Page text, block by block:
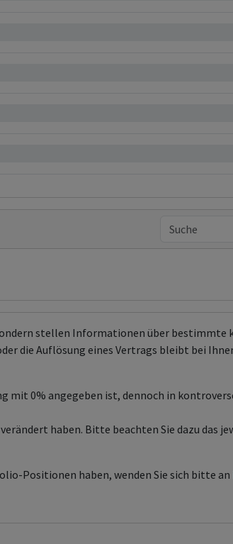
stellen Informationen über bestimmte
die Auflösung eines Vertrags bleibt bei
mit 0% angegeben ist, dennoch in
haben. Bitte beachten Sie dazu das
Positionen haben, wenden Sie sich bitte an